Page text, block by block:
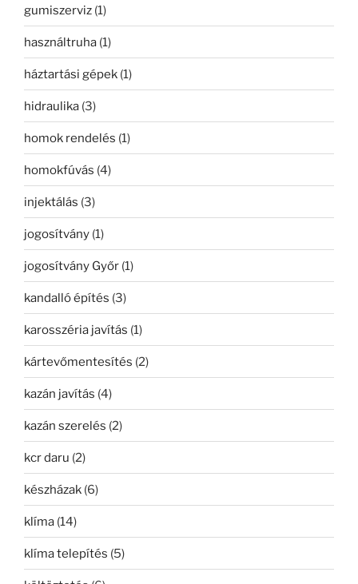
gumiszerviz (1)
használtruha (1)
háztartási gépek (1)
hidraulika (3)
homok rendelés (1)
homokfúvás (4)
injektálás (3)
jogosítvány (1)
jogosítvány Győr (1)
kandalló építés (3)
karosszéria javítás (1)
kártevőmentesítés (2)
kazán javítás (4)
kazán szerelés (2)
kcr daru (2)
készházak (6)
klíma (14)
klíma telepítés (5)